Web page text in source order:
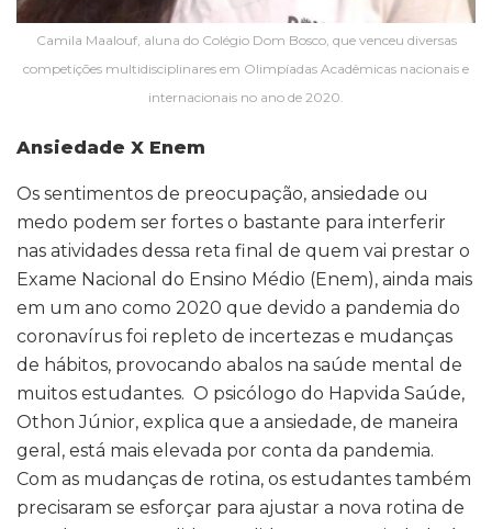
Camila Maalouf, aluna do Colégio Dom Bosco, que venceu diversas
competições multidisciplinares em Olimpíadas Acadêmicas nacionais e
internacionais no ano de 2020.
Ansiedade X Enem
Os sentimentos de preocupação, ansiedade ou
medo podem ser fortes o bastante para interferir
nas atividades dessa reta final de quem vai prestar o
Exame Nacional do Ensino Médio (Enem), ainda mais
em um ano como 2020 que devido a pandemia do
coronavírus foi repleto de incertezas e mudanças
de hábitos, provocando abalos na saúde mental de
muitos estudantes. O psicólogo do Hapvida Saúde,
Othon Júnior, explica que a ansiedade, de maneira
geral, está mais elevada por conta da pandemia.
Com as mudanças de rotina, os estudantes também
precisaram se esforçar para ajustar a nova rotina de